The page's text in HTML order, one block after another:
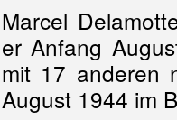
Marcel
er Anfang
mit 17 anderen
August 1944 im